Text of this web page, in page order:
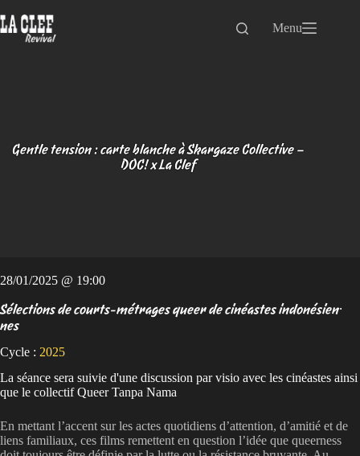
au
contenu
Menu
Gentle tension : carte blanche à Skargaze Collective –
DOC! x La Clef
28/01/2025 @ 19:00
Sélections de courts-métrages queer de cinéastes indonésien⸱
nes
Cycle : 2025
La séance sera suivie d'une discussion par visio avec les cinéastes ainsi
que le collectif Queer Tanpa Nama
En mettant l’accent sur les actes quotidiens d’attention, d’amitié et de
liens familiaux, ces films remettent en question l’idée que queerness